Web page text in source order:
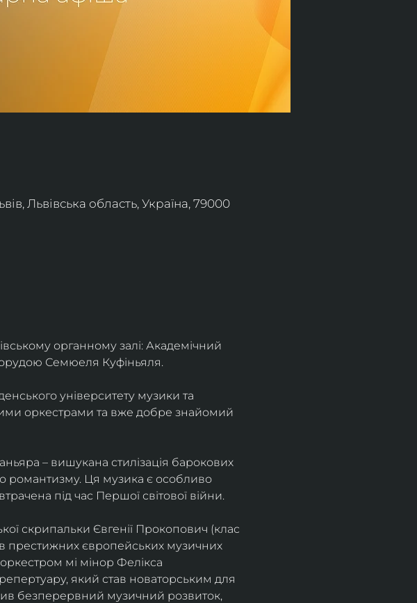
Львівська область, Україна, 79000
органному залі: Академічний
орудою Семюеля Куфіньяля.
університету музики та
оркестрами та вже добре знайомий
– вишукана стилізація барокових
Ця музика є особливо
під час Першої світової війни.
скрипальки Євгенії Прокопович (клас
в престижних європейських музичних
мі мінор Фелікса
який став новаторським для
безперервний музичний розвиток,